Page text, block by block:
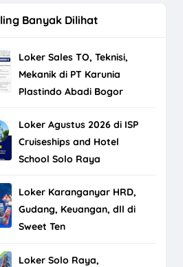
Banyak Dilihat
Loker Sales TO, Teknisi,
Mekanik di PT Karunia
Plastindo Abadi Bogor
Loker Agustus 2026 di ISP
Cruiseships and Hotel
School Solo Raya
Loker Karanganyar HRD,
Gudang, Keuangan, dll di
Sweet Ten
Loker Solo Raya,